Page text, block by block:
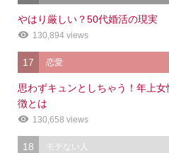
やはり厳しい？50代婚活の現実
130,894 views
17 恋愛
思わずキュンとしちゃう！年上
徴とは
130,658 views
18 モテない人